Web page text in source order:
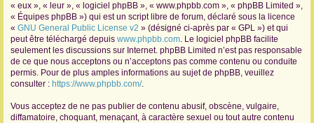
« eux », « leur », « logiciel phpBB », « www.phpbb.com », « phpBB Limited »,
« Équipes phpBB ») qui est un script libre de forum, déclaré sous la licence
« GNU General Public License v2 » (désigné ci-après par « GPL ») et qui
peut être téléchargé depuis www.phpbb.com. Le logiciel phpBB facilite
seulement les discussions sur Internet. phpBB Limited n’est pas responsable
de ce que nous acceptons ou n’acceptons pas comme contenu ou conduite
permis. Pour de plus amples informations au sujet de phpBB, veuillez
consulter : https://www.phpbb.com/.
Vous acceptez de ne pas publier de contenu abusif, obscène, vulgaire,
diffamatoire, choquant, menaçant, à caractère sexuel ou tout autre contenu